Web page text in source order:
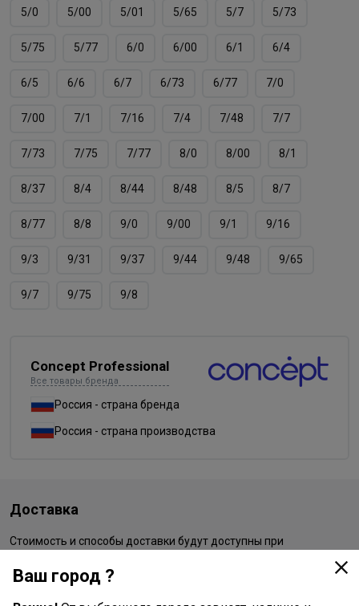
5/0 5/00 5/01 5/65 5/7 5/73
5/75 5/77 6/0 6/00 6/1 6/4
6/5 6/6 6/7 6/73 6/77 7/0
7/00 7/1 7/16 7/4 7/48 7/7
7/73 7/75 7/77 8/0 8/00 8/1
8/37 8/4 8/44 8/48 8/5 8/7
8/77 8/8 9/0 9/00 9/1 9/16
9/3 9/31 9/37 9/44 9/48 9/65
9/7 9/75 9/8
Concept Professional
Все товары бренда
Россия - страна бренда
Россия - страна производства
Доставка
Стоимость и способы доставки будут доступны при
Ваш город ?